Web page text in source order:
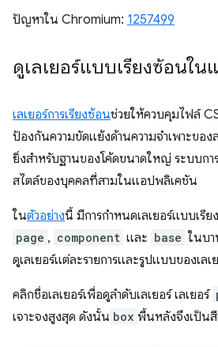
ปัญหาใน Chromium: 1257499
ดูเลเยอร์แบบเรียงซ้อนใ
เลเยอร์การเรียงซ้อนช่วยให้ควบคุมไฟล์
ป้องกันความขัดแย้งด้านความจำเพาะของ
ยิ่งสำหรับฐานของโค้ดขนาดใหญ่ ระบบก
สไตล์ของบุคคลที่สามในแอปพลิเคชัน
ในตัวอย่างนี้ มีการกำหนดเลเยอร์แบบเรีย
page , component และ base ในบ
ดูเลเยอร์แต่ละรายการและรูปแบบของเล
คลิกชื่อเลเยอร์เพื่อดูลำดับเลเยอร์ เลเยอร์
เจาะจงสูงสุด ดังนั้น box พื้นหลังจึงเป็นสี